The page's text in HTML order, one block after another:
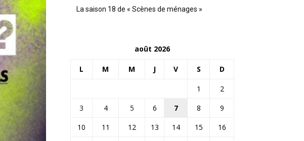
La saison 18 de « Scènes de ménages »
août 2026
L M M J V S D
1
2
3
4 5 6 7 8
9
10
11 12 13 14 15
16